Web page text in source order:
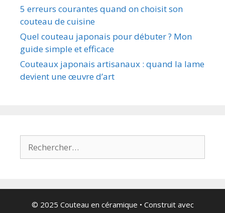
5 erreurs courantes quand on choisit son
couteau de cuisine
Quel couteau japonais pour débuter ? Mon
guide simple et efficace
Couteaux japonais artisanaux : quand la lame
devient une œuvre d’art
© 2025 Couteau en céramique • Construit avec